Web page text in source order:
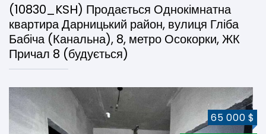
(10830_KSH) Продається Однокімнатна
квартира Дарницький район, вулиця Гліба
Бабіча (Канальна), 8, метро Осокорки, ЖК
Причал 8 (будується)
65 000 $